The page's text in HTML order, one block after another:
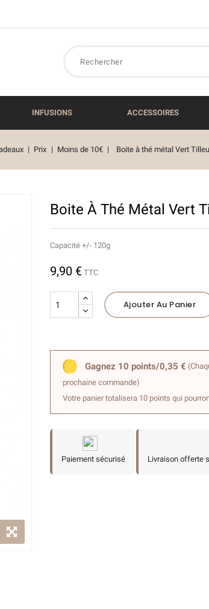
INFUSIONS ACCESSOIRES
Prix Moins de 10€ Boite à thé métal Vert
Boite À Thé Métal Vert
Capacité +/- 120g
9,90 € TTC
Ajouter Au Panier
Gagnez 10 points/0,35 €
prochaine commande)
Votre panier totalisera 10 points qui
Paiement sécurisé Livraison offerte